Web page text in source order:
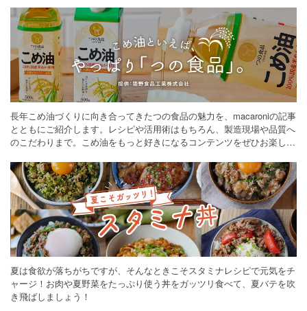
長年こめ油づくりに向き合ってきたつの食品の魅力を、macaroniの記事
とともにご紹介します。レシピや活用術はもちろん、製造現場や品質へ
のこだわりまで。こめ油をもっと好きになるコンテンツをぜひお楽しみ
夏は食欲が落ちがちですが、そんなときこそスタミナレシピで元気をチ
ャージ！お肉や夏野菜をたっぷり使う丼をガッツリ食べて、夏バテを吹
き飛ばしましょう！